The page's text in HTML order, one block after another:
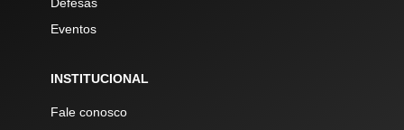
Eventos
INSTITUCIONAL
Fale conosco